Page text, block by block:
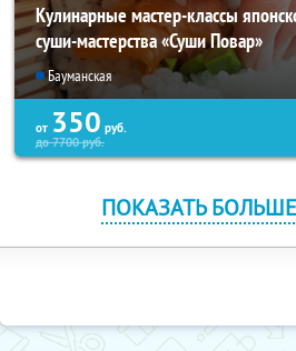
Кулинарные мастер-классы
суши-мастерства «Суши Повар»
Бауманская
от 350 руб.
до7700руб.
ПОКАЗАТЬ